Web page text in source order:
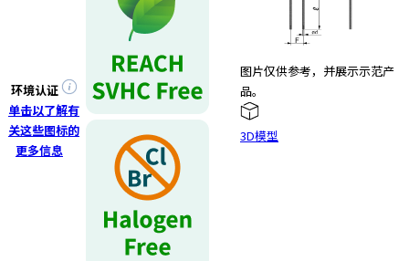
环境认证
单击以了解有
关这些图标的
更多信息
图片仅供参考，并展示示范产
品。
3D模型